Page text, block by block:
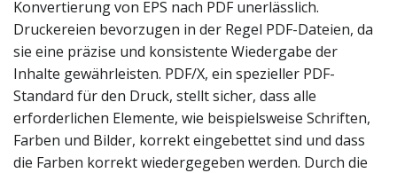
Konvertierung von EPS nach PDF unerlässlich.
Druckereien bevorzugen in der Regel PDF-Dateien, da
sie eine präzise und konsistente Wiedergabe der
Inhalte gewährleisten. PDF/X, ein spezieller PDF-
Standard für den Druck, stellt sicher, dass alle
erforderlichen Elemente, wie beispielsweise Schriften,
Farben und Bilder, korrekt eingebettet sind und dass
die Farben korrekt wiedergegeben werden. Durch die